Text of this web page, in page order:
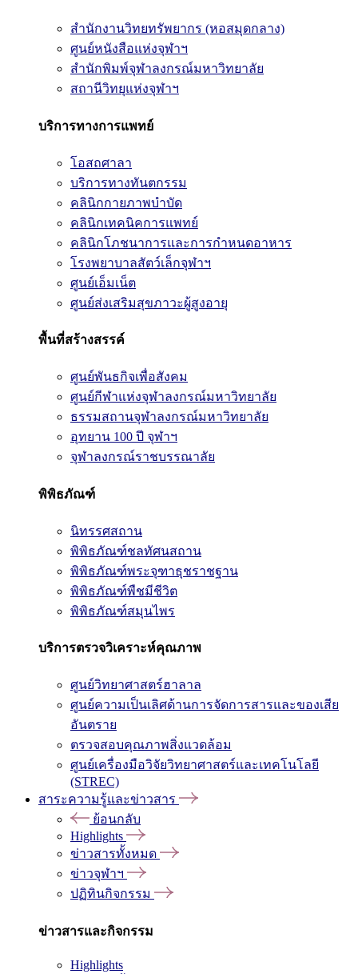
สำนักงานวิทยทรัพยากร (หอสมุดกลาง)
ศูนย์หนังสือแห่งจุฬาฯ
สำนักพิมพ์จุฬาลงกรณ์มหาวิทยาลัย
สถานีวิทยุแห่งจุฬาฯ
บริการทางการแพทย์
โอสถศาลา
บริการทางทันตกรรม
คลินิกกายภาพบำบัด
คลินิกเทคนิคการแพทย์
คลินิกโภชนาการและการกำหนดอาหาร
โรงพยาบาลสัตว์เล็กจุฬาฯ
ศูนย์เอ็มเน็ต
ศูนย์ส่งเสริมสุขภาวะผู้สูงอายุ
พื้นที่สร้างสรรค์
ศูนย์พันธกิจเพื่อสังคม
ศูนย์กีฬาแห่งจุฬาลงกรณ์มหาวิทยาลัย
ธรรมสถานจุฬาลงกรณ์มหาวิทยาลัย
อุทยาน 100 ปี จุฬาฯ
จุฬาลงกรณ์ราชบรรณาลัย
พิพิธภัณฑ์
นิทรรศสถาน
พิพิธภัณฑ์ชลทัศนสถาน
พิพิธภัณฑ์พระจุฑาธุชราชฐาน
พิพิธภัณฑ์พืชมีชีวิต
พิพิธภัณฑ์สมุนไพร
บริการตรวจวิเคราะห์คุณภาพ
ศูนย์วิทยาศาสตร์ฮาลาล
ศูนย์ความเป็นเลิศด้านการจัดการสารและของเสีย
อันตราย
ตรวจสอบคุณภาพสิ่งแวดล้อม
ศูนย์เครื่องมือวิจัยวิทยาศาสตร์และเทคโนโลยี
(STREC)
สาระความรู้และข่าวสาร
ย้อนกลับ
Highlights
ข่าวสารทั้งหมด
ข่าวจุฬาฯ
ปฏิทินกิจกรรม
ข่าวสารและกิจกรรม
Highlights